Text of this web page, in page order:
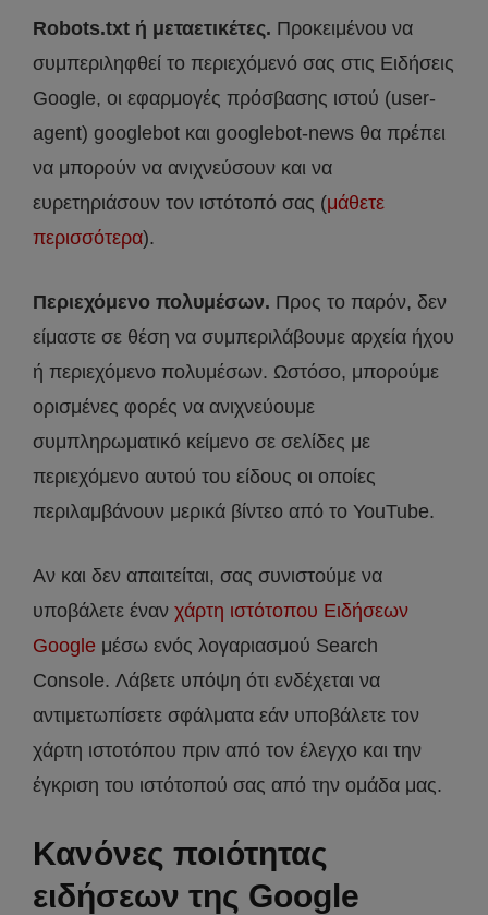
Robots.txt ή μεταετικέτες. Προκειμένου να
συμπεριληφθεί το περιεχόμενό σας στις Ειδήσεις
Google, οι εφαρμογές πρόσβασης ιστού (user-
agent) googlebot και googlebot-news θα πρέπει
να μπορούν να ανιχνεύσουν και να
ευρετηριάσουν τον ιστότοπό σας (μάθετε
περισσότερα).
Περιεχόμενο πολυμέσων. Προς το παρόν, δεν
είμαστε σε θέση να συμπεριλάβουμε αρχεία ήχου
ή περιεχόμενο πολυμέσων. Ωστόσο, μπορούμε
ορισμένες φορές να ανιχνεύουμε
συμπληρωματικό κείμενο σε σελίδες με
περιεχόμενο αυτού του είδους οι οποίες
περιλαμβάνουν μερικά βίντεο από το YouTube.
Αν και δεν απαιτείται, σας συνιστούμε να
υποβάλετε έναν χάρτη ιστότοπου Ειδήσεων
Google μέσω ενός λογαριασμού Search
Console. Λάβετε υπόψη ότι ενδέχεται να
αντιμετωπίσετε σφάλματα εάν υποβάλετε τον
χάρτη ιστοτόπου πριν από τον έλεγχο και την
έγκριση του ιστότοπού σας από την ομάδα μας.
Κανόνες ποιότητας
ειδήσεων της Google